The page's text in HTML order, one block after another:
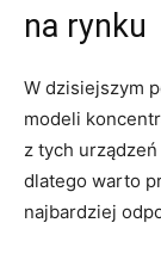
na rynku
W dzisiejszym
modeli
z tych
dlatego warto
najbardziej